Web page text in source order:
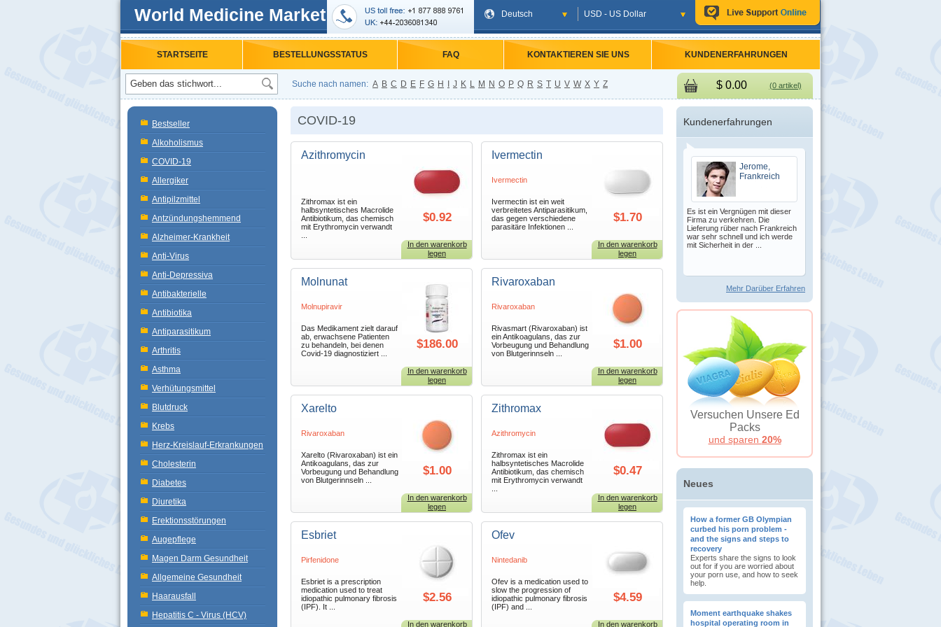
World Medicine Market Deutsch USD - US Dollar
STARTSEITE BESTELLUNGSSTATUS FAQ KONTAKTIEREN SIE UNS KUNDENERFAHRUNGEN
Suche nach namen: A B C D E F G H J K L M N O P Q R S T U V W X Y Z $ 0.00 (0 artikel)
Bestseller
Alkoholismus
COVID-19
Allergiker
Antipilzmittel
Antzündungshemmend
Alzheimer-Krankheit
Anti-Virus
Anti-Depressiva
Antibakterielle
Antibiotika
Antiparasitikum
Arthritis
Asthma
Verhütungsmittel
Blutdruck
Krebs
Herz-Kreislauf-Erkrankungen
Cholesterin
Diabetes
Diuretika
Erektionsstörungen
Augepflege
Magen Darm Gesundheit
Allgemeine Gesundheit
Haarausfall
Hepatitis C - Virus (HCV)
COVID-19
Azithromycin
Zithromax ist ein
halbsyntetisches Macrolide
Antibiotikum, das chemisch
mit Erythromycin verwandt
$0.92
In den warenkorb
legen
Ivermectin
Ivermectin
Ivermectin ist ein weit
verbreitetes Antiparasitikum,
das gegen verschiedene
parasitäre Infektionen ...
$1.70
In den warenkorb
legen
Molnunat
Molnupiravir
Das Medikament zielt darauf
ab, erwachsene Patienten
zu behandeln, bei denen
Covid-19 diagnostiziert ...
$186.00
In den warenkorb
legen
Rivaroxaban
Rivaroxaban
Rivasmart (Rivaroxaban) ist
ein Antikoagulans, das zur
Vorbeugung und Behandlung
von Blutgerinnseln ...
$1.00
In den warenkorb
legen
Xarelto
Rivaroxaban
Xarelto (Rivaroxaban) ist ein
Antikoagulans, das zur
Vorbeugung und Behandlung
von Blutgerinnseln ...
$1.00
In den warenkorb
legen
Zithromax
Azithromycin
Zithromax ist ein
halbsyntetisches Macrolide
Antibiotikum, das chemisch
mit Erythromycin verwandt
$0.47
In den warenkorb
legen
Esbriet
Pirfenidone
Esbriet is a prescription
medication used to treat
idiopathic pulmonary fibrosis
(IPF). It ...
$2.56
In den warenkorb
Ofev
Nintedanib
Ofev is a medication used to
slow the progression of
idiopathic pulmonary fibrosis
(IPF) and ...
$4.59
In den warenkorb
Kundenerfahrungen
Jerome,
Frankreich
Es ist ein Vergnügen mit dieser
Firma zu verkehren. Die
Lieferung rüber nach Frankreich
war sehr schnell und ich werde
mit Sicherheit in der ...
Mehr Darüber Erfahren
Versuchen Unsere Ed
Packs
und sparen 20%
Neues
How a former GB Olympian
curbed his porn problem -
and the signs and steps to
recovery
Experts share the signs to look
out for if you are worried about
your porn use, and how to seek
help.
Moment earthquake shakes
hospital operating room in